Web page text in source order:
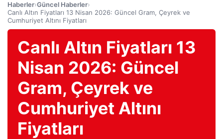
Haberler›Güncel Haberler›
Canlı Altın Fiyatları 13 Nisan 2026: Güncel Gram, Çeyrek ve
Cumhuriyet Altını Fiyatları
Canlı Altın Fiyatları 13
Nisan 2026: Güncel
Gram, Çeyrek ve
Cumhuriyet Altını
Fiyatları